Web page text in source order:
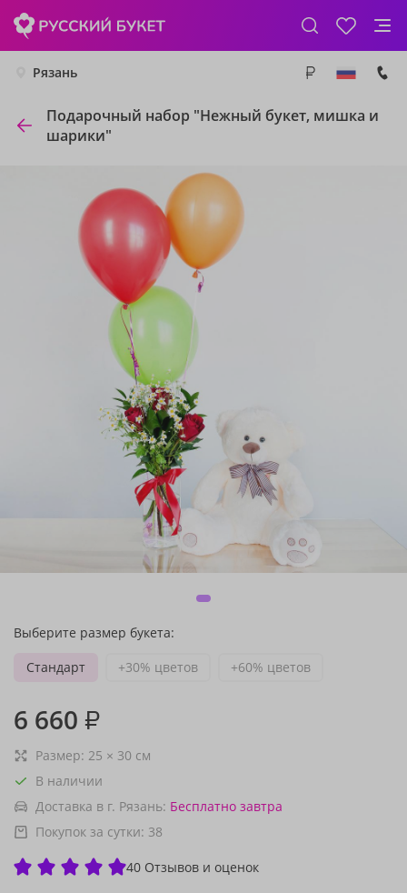
Рязань
Подарочный набор "Нежный букет, мишка и
шарики"
Выберите размер букета:
Стандарт
+30% цветов +60% цветов
6 660 ₽
Размер: 25 × 30 см
В наличии
Доставка в г. Рязань: Бесплатно завтра
Покупок за сутки: 38
40 Отзывов и оценок